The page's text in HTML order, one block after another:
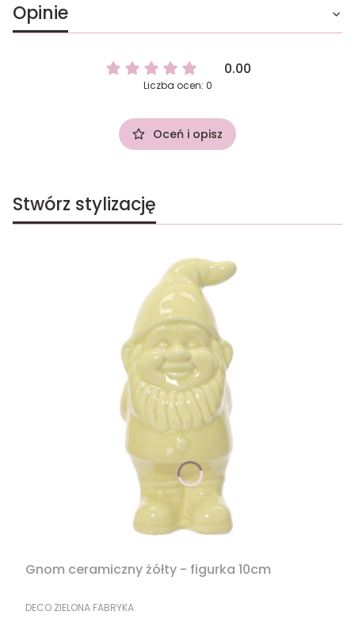
Opinie
0.00
Liczba ocen: 0
Oceń i opisz
Stwórz stylizację
Gnom ceramiczny żółty - figurka 10cm
PRODUCENT
DECO ZIELONA FABRYKA